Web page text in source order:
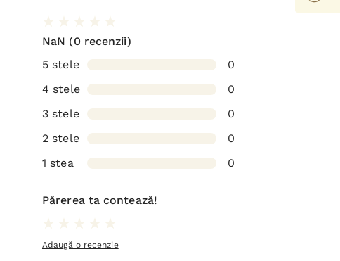
NaN (0 recenzii)
5 stele
0
4 stele
0
3 stele
0
2 stele
0
1 stea
0
Părerea ta contează!
Adaugă o recenzie